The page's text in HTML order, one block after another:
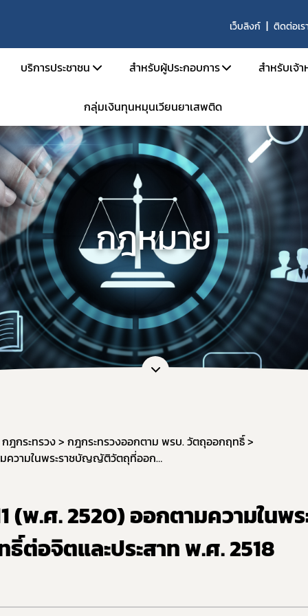
เว็บลิงก์ ติดต่อเร
หาร
ะอัตรากำลัง
น้าที่
นงานของกอง
านเป็นองค์กรคุณธรรมต้นแบบ
ได้รับ
หน้าที่กองควบคุมวัตถุเสพติด
ชุม
บริการประชาชน
คู่มือประชาชน
e-Book
ข้อมูลสถิติที่เกี่ยวกับวัตถุเสพติด
สำหรับผู้ประกอบการ
เอกสารเปิดสิทธิ์เข้าใช้ระบบ E-
การขออนุญาตสำหรับสถานพยาบาล
การขออนุญาตครอบครองยาเสพติด
การขออนุญาตยาเสพติดให้โทษในป
การขออนุญาตนำเข้า-ส่งออกเฉพ
การขอหนังสือรับรองการนำหรือสั่ง
การขออนุญาตวัตถุออกฤทธิ์ในประเ
การขออนุญาตยาเสพติดให้โทษในปร
ขออนุญาตผลิต นำเข้า ส่งออก ยาเส
การขออนุญาตยาเสพติดให้โทษในปร
การอนุญาตทะเบียนตำรับ / โฆษณา
หลักเกณฑ์และเงื่อนไขการตรวจปร
แนวทางการขึ้นทะเบียน / หนังสือรั
คู่มือการใช้งานระบบ e-Submission
ระบบรายงานยาเสพติดให้โทษในประ
แบบฟอร์มรายงานกัญชา/กัญชง
สำหรับเจ้
คู่มือก
คู่มือก
กลุ่ม
กา
ประชุ
ก
กฎ
กลุ่มเงินทุนหมุนเวียนยาเสพติด
กฎหมาย
กฎกระทรวง
กฎกระทรวงออกตาม พรบ. วัตถุออกฤทธิ์
กฎกระทรวง ฉบับที่ 11 (พ.ศ. 2520) ออกตามความในพระราชบัญญัติวัตถุที่ออกฤทธิ์ต่อจิตและประสาท พ.ศ. 2518
(พ.ศ. 2520) ออกตามความในพร
อจิตและประสาท พ.ศ. 2518